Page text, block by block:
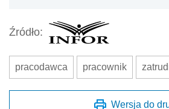
Źródło:
pracodawca pracownik
Wersja do